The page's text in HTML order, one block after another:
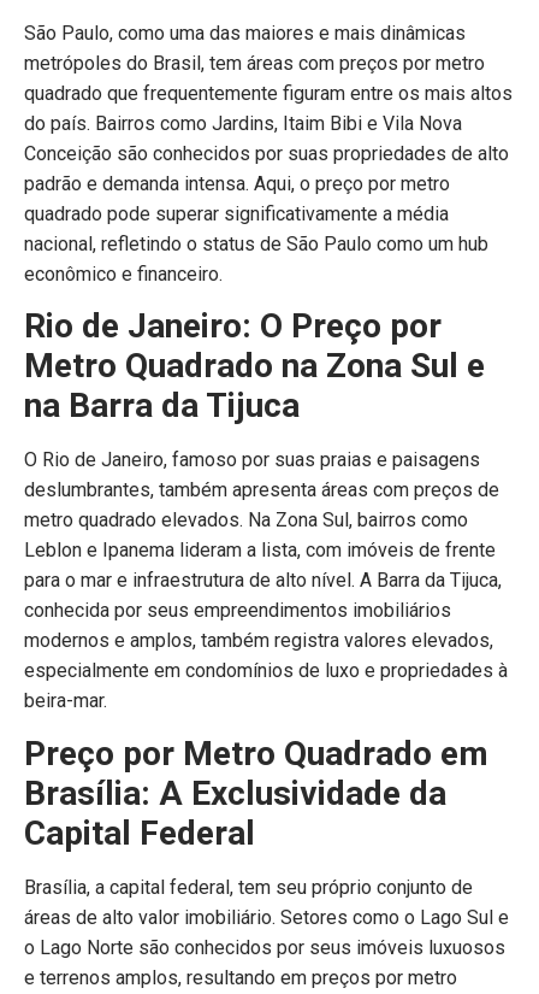
São Paulo, como uma das maiores e mais dinâmicas
metrópoles do Brasil, tem áreas com preços por metro
quadrado que frequentemente figuram entre os mais altos
do país. Bairros como Jardins, Itaim Bibi e Vila Nova
Conceição são conhecidos por suas propriedades de alto
padrão e demanda intensa. Aqui, o preço por metro
quadrado pode superar significativamente a média
nacional, refletindo o status de São Paulo como um hub
econômico e financeiro.
Rio de Janeiro: O Preço por
Metro Quadrado na Zona Sul e
na Barra da Tijuca
O Rio de Janeiro, famoso por suas praias e paisagens
deslumbrantes, também apresenta áreas com preços de
metro quadrado elevados. Na Zona Sul, bairros como
Leblon e Ipanema lideram a lista, com imóveis de frente
para o mar e infraestrutura de alto nível. A Barra da Tijuca,
conhecida por seus empreendimentos imobiliários
modernos e amplos, também registra valores elevados,
especialmente em condomínios de luxo e propriedades à
beira-mar.
Preço por Metro Quadrado em
Brasília: A Exclusividade da
Capital Federal
Brasília, a capital federal, tem seu próprio conjunto de
áreas de alto valor imobiliário. Setores como o Lago Sul e
o Lago Norte são conhecidos por seus imóveis luxuosos
e terrenos amplos, resultando em preços por metro